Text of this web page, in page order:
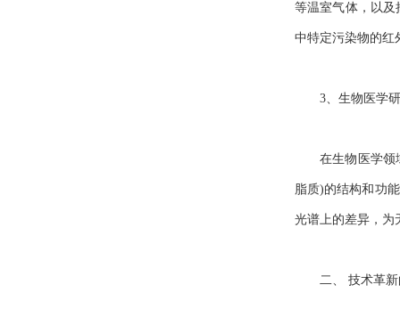
等温室气体，以及
中特定污染物的红
3、生物医学研
在生物医学领域
脂质)的结构和功
光谱上的差异，为
二、 技术革新